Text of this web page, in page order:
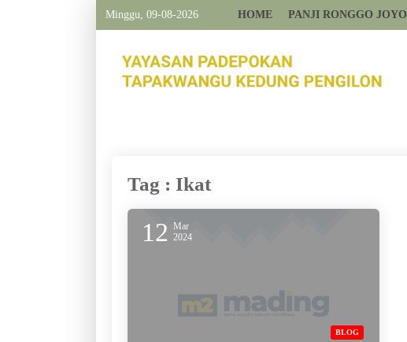
Minggu, 09-08-2026 HOME PANJI RONGGO JOYO
Tag : Ikat
12 Mar
2024
BLOG